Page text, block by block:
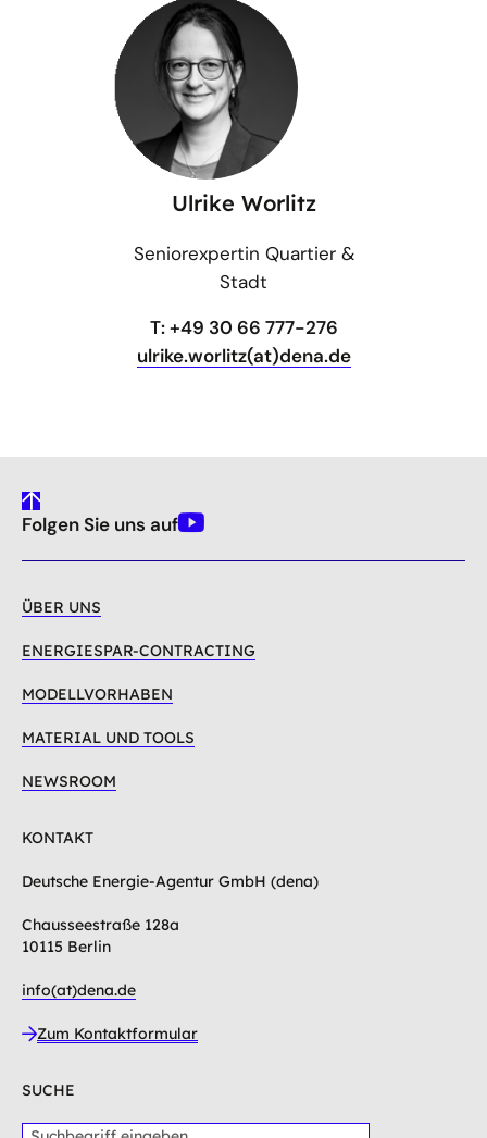
Ulrike Worlitz
Seniorexpertin Quartier &
Stadt
T: +49 30 66 777-276
ulrike.worlitz(at)dena.de
gehe
nach
Folgen Sie uns aufYoutube
ÜBER UNS
ENERGIESPAR-CONTRACTING
MODELLVORHABEN
MATERIAL UND TOOLS
NEWSROOM
KONTAKT
Deutsche Energie-Agentur GmbH (dena)
Chausseestraße 128a
10115 Berlin
info(at)dena.de
Zum Kontaktformular
SUCHE